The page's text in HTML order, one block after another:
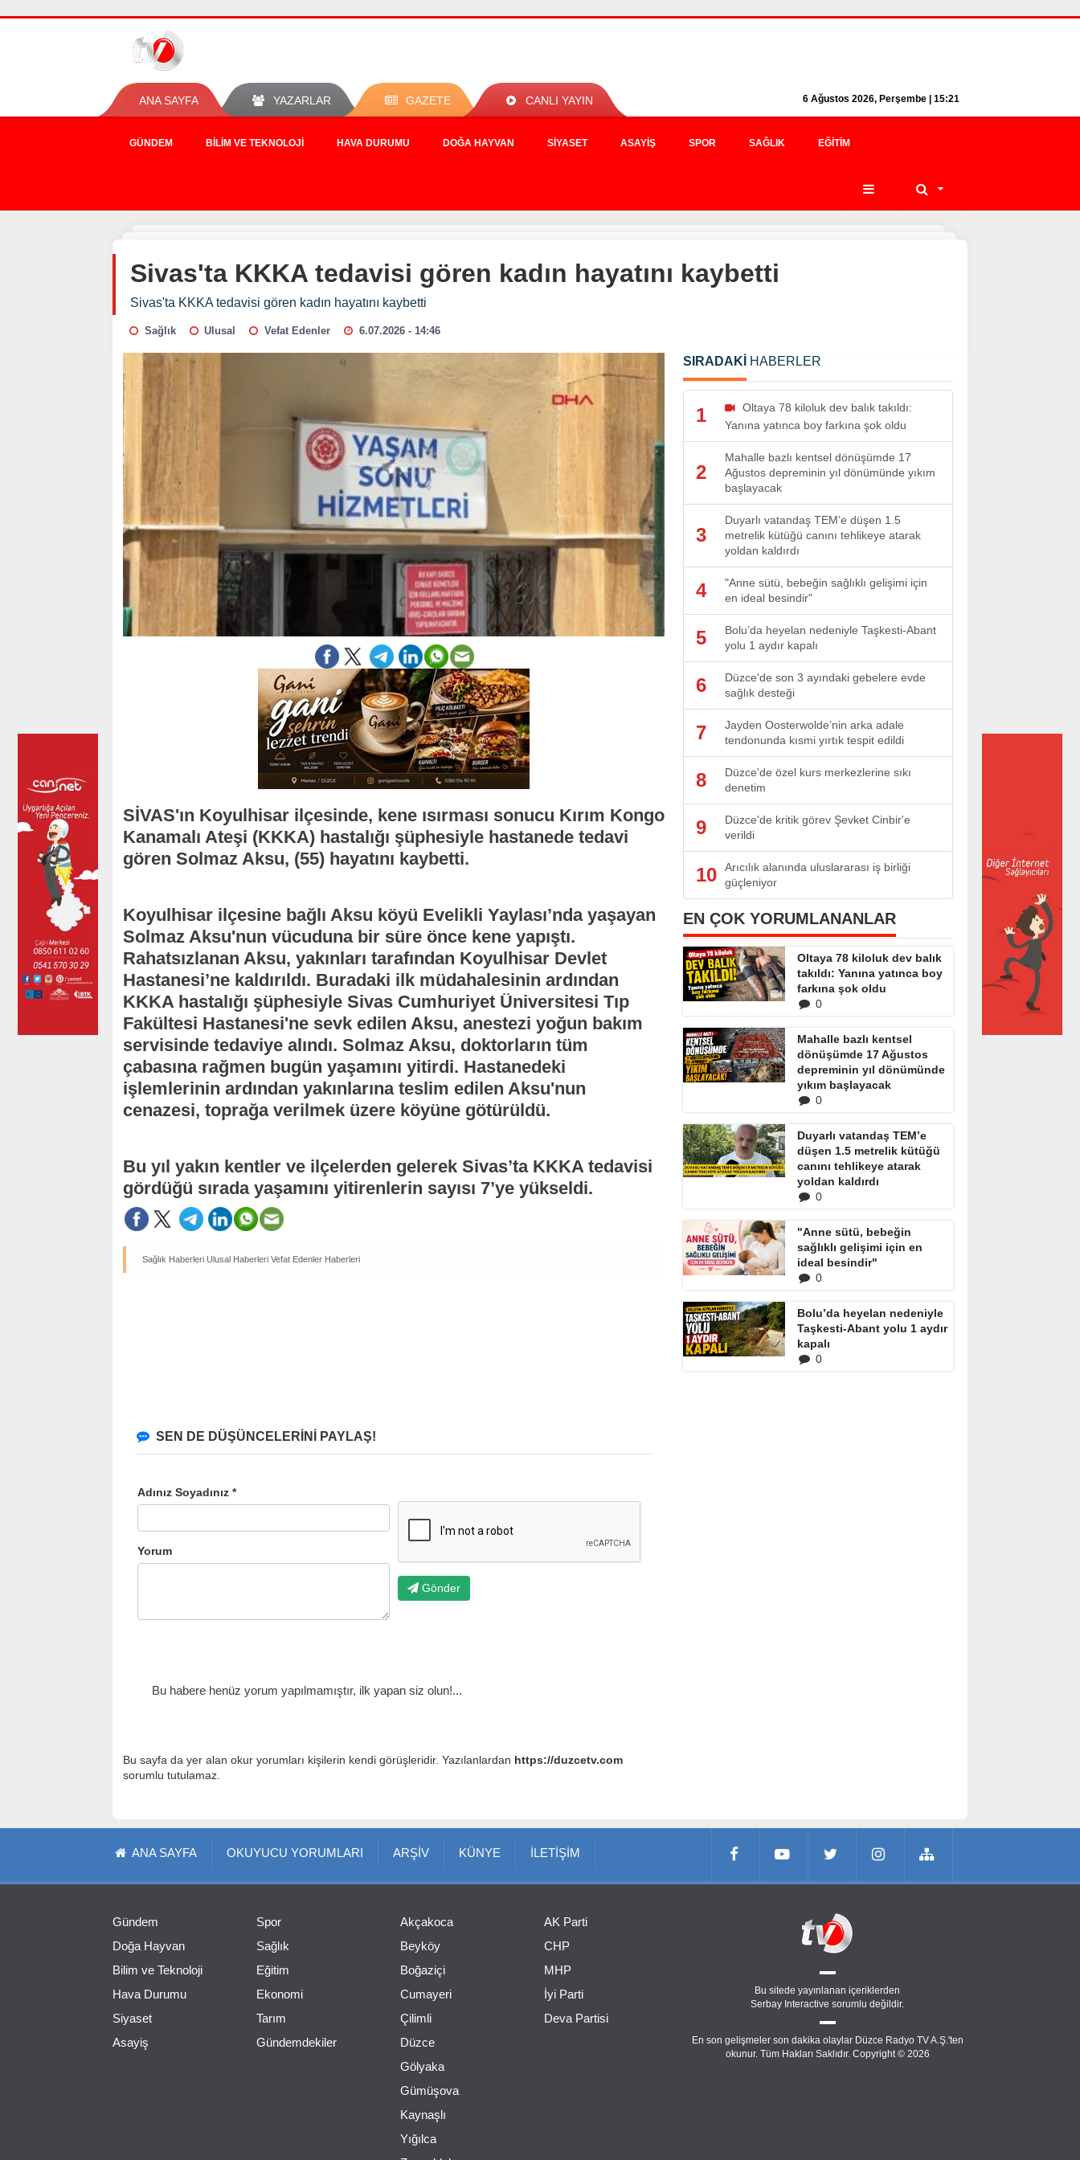
ANA SAYFA YAZARLAR GAZETE CANLI YAYIN 6 Ağustos 2026, Perşembe | 15:21
GÜNDEM BILIM VE TEKNOLOJI HAVA DURUMU DOĞA HAYVAN SIYASET ASAYIŞ SPOR SAĞLIK EĞITIM
Sivas'ta KKKA tedavisi gören kadın hayatını kaybetti
Sivas'ta KKKA tedavisi gören kadın hayatını kaybetti
Sağlık Ulusal Vefat Edenler 6.07.2026 - 14:46
SİVAS'ın Koyulhisar ilçesinde, kene ısırması sonucu Kırım Kongo
Kanamalı Ateşi (KKKA) hastalığı şüphesiyle hastanede tedavi
gören Solmaz Aksu, (55) hayatını kaybetti.
Koyulhisar ilçesine bağlı Aksu köyü Evelikli Yaylası’nda yaşayan
Solmaz Aksu'nun vücuduna bir süre önce kene yapıştı.
Rahatsızlanan Aksu, yakınları tarafından Koyulhisar Devlet
Hastanesi’ne kaldırıldı. Buradaki ilk müdahalesinin ardından
KKKA hastalığı şüphesiyle Sivas Cumhuriyet Üniversitesi Tıp
Fakültesi Hastanesi'ne sevk edilen Aksu, anestezi yoğun bakım
servisinde tedaviye alındı. Solmaz Aksu, doktorların tüm
çabasına rağmen bugün yaşamını yitirdi. Hastanedeki
işlemlerinin ardından yakınlarına teslim edilen Aksu'nun
cenazesi, toprağa verilmek üzere köyüne götürüldü.
Bu yıl yakın kentler ve ilçelerden gelerek Sivas’ta KKKA tedavisi
gördüğü sırada yaşamını yitirenlerin sayısı 7’ye yükseldi.
Sağlık Haberleri Ulusal Haberleri Vefat Edenler Haberleri
SEN DE DÜŞÜNCELERİNİ PAYLAŞ!
Adınız Soyadınız *
Yorum
Gönder
Bu habere henüz yorum yapılmamıştır, ilk yapan siz olun!...
Bu sayfa da yer alan okur yorumları kişilerin kendi görüşleridir. Yazılanlardan https://duzcetv.com
sorumlu tutulamaz.
SIRADAKİ HABERLER
1
Oltaya 78 kiloluk dev balık takıldı:
Yanına yatınca boy farkına şok oldu
2
Mahalle bazlı kentsel dönüşümde 17
Ağustos depreminin yıl dönümünde yıkım
başlayacak
3
Duyarlı vatandaş TEM’e düşen 1.5
metrelik kütüğü canını tehlikeye atarak
yoldan kaldırdı
4
"Anne sütü, bebeğin sağlıklı gelişimi için
en ideal besindir"
5
Bolu’da heyelan nedeniyle Taşkesti-Abant
yolu 1 aydır kapalı
6
Düzce'de son 3 ayındaki gebelere evde
sağlık desteği
7
Jayden Oosterwolde’nin arka adale
tendonunda kısmi yırtık tespit edildi
8
Düzce'de özel kurs merkezlerine sıkı
denetim
9
Düzce'de kritik görev Şevket Cinbir'e
verildi
10
Arıcılık alanında uluslararası iş birliği
güçleniyor
EN ÇOK YORUMLANANLAR
Oltaya 78 kiloluk dev balık
takıldı: Yanına yatınca boy
farkına şok oldu
0
Mahalle bazlı kentsel
dönüşümde 17 Ağustos
depreminin yıl dönümünde
yıkım başlayacak
0
Duyarlı vatandaş TEM’e
düşen 1.5 metrelik kütüğü
canını tehlikeye atarak
yoldan kaldırdı
0
"Anne sütü, bebeğin
sağlıklı gelişimi için en
ideal besindir"
0
Bolu’da heyelan nedeniyle
Taşkesti-Abant yolu 1 aydır
kapalı
0
ANA SAYFA OKUYUCU YORUMLARI ARŞİV KÜNYE İLETİŞİM
Gündem
Doğa Hayvan
Bilim ve Teknoloji
Hava Durumu
Siyaset
Asayiş
Spor
Sağlık
Eğitim
Ekonomi
Tarım
Gündemdekiler
Akçakoca
Beyköy
Boğaziçi
Cumayeri
Çilimli
Düzce
Gölyaka
Gümüşova
Kaynaşlı
Yığılca
AK Parti
CHP
MHP
İyi Parti
Deva Partisi
Bu sitede yayınlanan içeriklerden
Serbay Interactive sorumlu değildir.
En son gelişmeler son dakika olaylar Düzce Radyo TV A.Ş.'ten
okunur. Tüm Hakları Saklıdır. Copyright © 2026